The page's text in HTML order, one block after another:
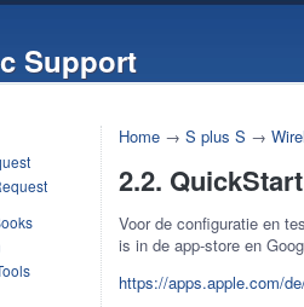
Support
Home → S plus S →
2.2.
Voor de configuratie en
is in de app-store en
https://apps.apple.com/